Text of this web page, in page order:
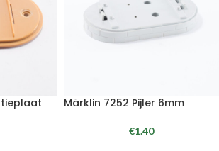
Märklin 7252 Pijler 6mm
€1.40